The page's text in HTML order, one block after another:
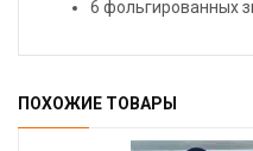
6 фольгированных
ПОХОЖИЕ ТОВАРЫ